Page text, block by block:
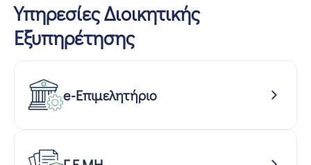
Υπηρεσίες Διοικητικής
Εξυπηρέτησης
e-Επιμελητήριο